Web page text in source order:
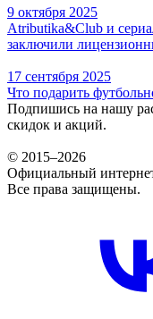
9 октября 2025
Atributika&Club и
заключили
17 сентября 2025
Что подарить
Подпишись на нашу
скидок и акций.
© 2015–2026
Официальный
Все права защищены.